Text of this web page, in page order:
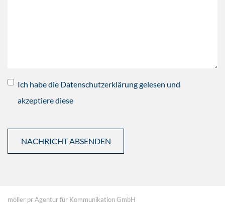
Ich habe die Datenschutzerklärung gelesen und
akzeptiere diese
möller pr Agentur für Kommunikation GmbH